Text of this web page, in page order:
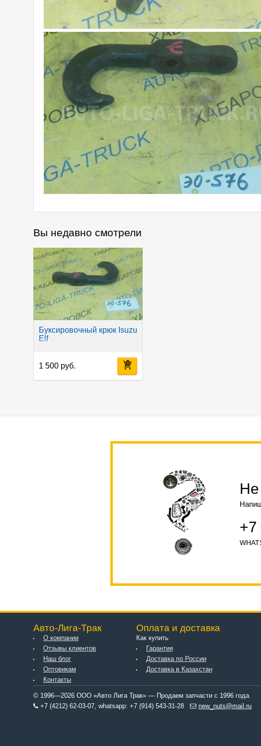
Вы недавно смотрели
Буксировочный крюк Isuzu
Elf
1 500 руб.
Не
+7
Авто-Лига-Трак
О компании
Отзывы клиентов
Наш блог
Оптовикам
Контакты
Оплата и доставка
Как купить
Гарантия
Доставка по России
Доставка в Казахстан
© 1996—2026 ООО «Авто Лига Трак» — Продаем запчасти с 1996 года.
+7 (4212) 62-03-07, whatsapp: +7 (914) 543-31-28
new_nuts@mail.ru